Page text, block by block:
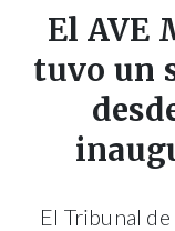
El AVE
tuvo un
El Tribunal